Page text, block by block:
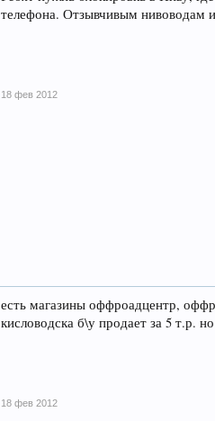
телефона. Отзывчивым нивоводам
18 фев 2012
есть магазины оффроадцентр,
кисловодска б\у продает за 5 т.р.
18 фев 2012